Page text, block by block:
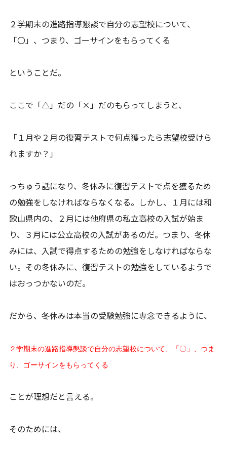
２学期末の進路指導懇談で自分の志望校について、
「〇」、つまり、ゴーサインをもらってくる
ということだ。
ここで「△」だの「×」だのもらってしまうと、
「１月や２月の復習テストで何点獲ったら志望校受けら
れますか？」
っちゅう話になり、冬休みに復習テストで点を獲るため
の勉強をしなければならなくなる。しかし、１月には和
歌山県内の、２月には他府県の私立高校の入試が始ま
り、３月には公立高校の入試があるのだ。つまり、冬休
みには、入試で得点するための勉強をしなければならな
い。その冬休みに、復習テストの勉強をしているようで
はおっつかないのだ。
だから、冬休みは本当の受験勉強に専念できるように、
２学期末の進路指導懇談で自分の志望校について、「〇」、つま
り、ゴーサインをもらってくる
ことが理想だと言える。
そのためには、